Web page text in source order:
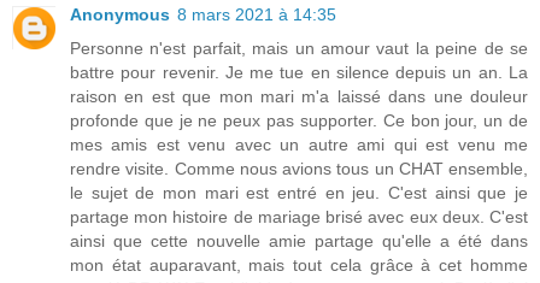
Anonymous 8 mars 2021 à 14:35
Personne n'est parfait, mais un amour vaut la peine de se
battre pour revenir. Je me tue en silence depuis un an. La
raison en est que mon mari m'a laissé dans une douleur
profonde que je ne peux pas supporter. Ce bon jour, un de
mes amis est venu avec un autre ami qui est venu me
rendre visite. Comme nous avions tous un CHAT ensemble,
le sujet de mon mari est entré en jeu. C'est ainsi que je
partage mon histoire de mariage brisé avec eux deux. C'est
ainsi que cette nouvelle amie partage qu'elle a été dans
mon état auparavant, mais tout cela grâce à cet homme